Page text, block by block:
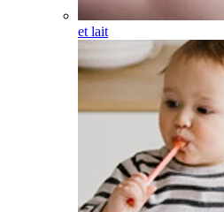
et lait